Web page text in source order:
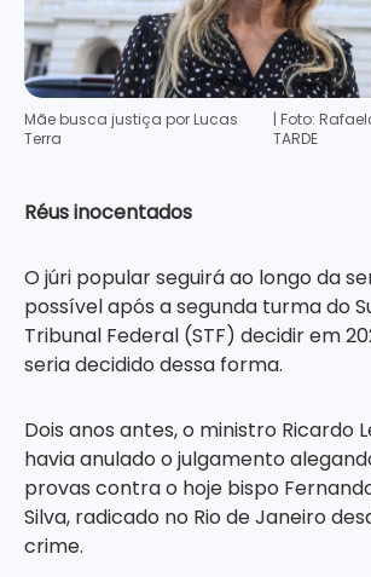
Mãe busca justiça por Lucas
Terra
| Foto:
TARDE
Réus inocentados
O júri popular seguirá ao longo da
possível após a segunda turma do
Tribunal Federal (STF) decidir em
seria decidido dessa forma.
Dois anos antes, o ministro Ricardo
havia anulado o julgamento
provas contra o hoje bispo
Silva, radicado no Rio de Janeiro
crime.